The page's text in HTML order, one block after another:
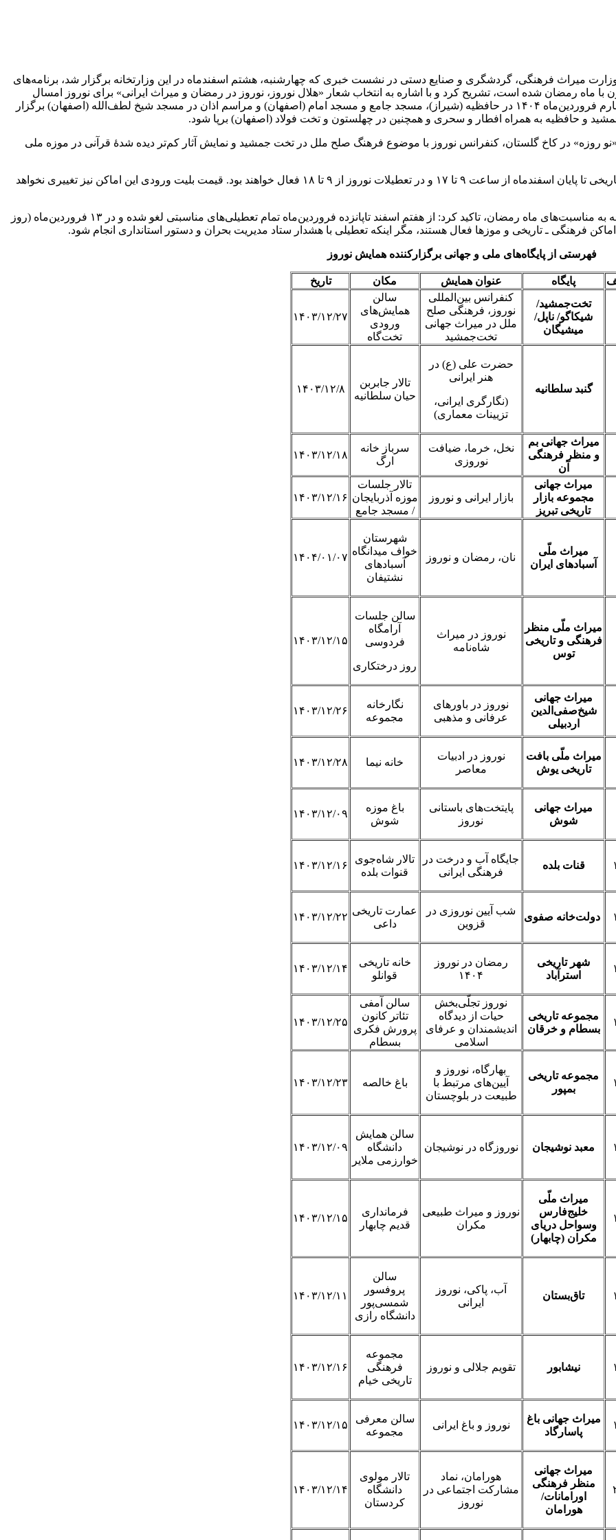
میراث فرهنگی، گردشگری و صنایع دستی در نشست خبری که چهارشنبه، هشتم اسفندماه در این وزارتخانه برگزار شد، برنامه‌های
با ماه رمضان شده است، تشریح کرد و با اشاره به انتخاب شعار «هلال نوروز، نوروز در رمضان و میراث ایرانی» برای نوروز امسال
گفت: مراسم شب قدر به تاریخ ۲۱ و ۲۳ ماه رمضان برابر با اول و چهارم فروردین‌ماه ۱۴۰۴ در حافظیه (شیراز)، مسجد جامع و مسجد امام (اصفهان) و مراسم اذان در مسجد شیخ لطف‌الله (اصفهان) برگزار
و حافظیه به همراه افطار و سحری و همچنین در چهلستون و تخت فولاد (اصفهان) برپا شود.
«نو روزه» در کاخ گلستان، کنفرانس نوروز با موضوع فرهنگ صلح ملل در تخت جمشید و نمایش آثار کم‌تر دیده شدۀ قرآنی در موزه ملی
مدیرکل دفتر پایگاه‌های ملی و جهانی همچنین گفت: موزه‌ها و اماکن تاریخی تا پایان اسفندماه از ساعت ۹ تا ۱۷ و در تعطیلات نوروز از ۹ تا ۱۸ فعال خواهند بود. قیمت بلیت ورودی این اماکن نیز تغییری نخواهد
پورعلی در پاسخ به سوالی درباره احتمال تعطیلی اماکن تاریخی با توجه به مناسبت‌های ماه رمضان، تاکید کرد: از هفتم اسفند تاپانزده فروردین‌ماه تمام تعطیلی‌های مناسبتی لغو شده و در ۱۳ فروردین‌ماه (روز
فرهنگی ـ تاریخی و موزها فعال هستند، مگر اینکه تعطیلی با هشدار ستاد مدیریت بحران و دستور استانداری انجام شود.
فهرستی از پایگاه‌های ملی و جهانی برگزارکننده همایش نوروز
پایگاه عنوان همایش مکان تاریخ
تخت‌جمشید/
شیکاگو/ ناپل/
میشیگان
کنفرانس بین‌المللی
نوروز، فرهنگی صلح
ملل در میراث جهانی
تخت‌جمشید
سالن
همایش‌های
ورودی
تخت‌گاه
۱۴۰۳/۱۲/۲۷
گنبد سلطانیه
حضرت علی (ع) در
هنر ایرانی
(نگارگری ایرانی،
تزیینات معماری)
تالار جابربن
‌حیان سلطانیه
۱۴۰۳/۱۲/۸
میراث جهانی بم
و منظر فرهنگی
آن
نخل، خرما، ضیافت
نوروزی
سرباز خانه
ارگ
۱۴۰۳/۱۲/۱۸
میراث جهانی
مجموعه بازار
تاریخی تبریز
بازار ایرانی و نوروز
تالار جلسات
موزه آذربایجان
/ مسجد جامع
۱۴۰۳/۱۲/۱۶
میراث ملّی
آسبادهای ایران
نان، رمضان و نوروز
شهرستان
خواف میدانگاه
آسبادهای
نشتیفان
۱۴۰۴/۰۱/۰۷
میراث ملّی منظر
فرهنگی و تاریخی
توس
نوروز در میراث
شاه‌نامه
سالن جلسات
آرامگاه
فردوسی
روز درختکاری
۱۴۰۳/۱۲/۱۵
میراث جهانی
شیخ‌صفی‌الدین
اردبیلی
نوروز در باورهای
عرفانی و مذهبی
نگارخانه
مجموعه
۱۴۰۳/۱۲/۲۶
میراث ملّی بافت
تاریخی یوش
نوروز در ادبیات
معاصر
خانه نیما ۱۴۰۳/۱۲/۲۸
میراث جهانی
شوش
پایتخت‌های باستانی
نوروز
باغ موزه
شوش
۱۴۰۳/۱۲/۰۹
قنات بلده
جایگاه آب و درخت در
فرهنگی ایرانی
تالار شاه‌جوی
قنوات بلده
۱۴۰۳/۱۲/۱۶
دولت‌خانه صفوی
شب آیین نوروزی در
قزوین
عمارت تاریخی
داعی
۱۴۰۳/۱۲/۲۲
شهر تاریخی
استرآباد
رمضان در نوروز
۱۴۰۴
خانه تاریخی
قوانلو
۱۴۰۳/۱۲/۱۴
مجموعه تاریخی
بسطام و خرقان
نوروز تجلّی‌بخش
حیات از دیدگاه
اندیشمندان و عرفای
اسلامی
سالن آمفی
تئاتر کانون
پرورش فکری
بسطام
۱۴۰۳/۱۲/۲۵
مجموعه تاریخی
بمپور
بهارگاه، نوروز و
آیین‌های مرتبط با
طبیعت در بلوچستان
باغ خالصه ۱۴۰۳/۱۲/۲۳
معبد نوشیجان نوروزگاه در نوشیجان
سالن همایش
دانشگاه
خوارزمی ملایر
۱۴۰۳/۱۲/۰۹
میراث ملّی
خلیج‌فارس
وسواحل دریای
مکران (چابهار)
نوروز و میراث طبیعی
مکران
فرمانداری
قدیم چابهار
۱۴۰۳/۱۲/۱۵
تاق‌بستان
آب، پاکی، نوروز
ایرانی
سالن
پروفسور
شمسی‌پور
دانشگاه رازی
۱۴۰۳/۱۲/۱۱
نیشابور تقویم جلالی و نوروز
مجموعه
فرهنگی
تاریخی خیام
۱۴۰۳/۱۲/۱۶
میراث جهانی باغ
پاسارگاد
نوروز و باغ ایرانی
سالن معرفی
مجموعه
۱۴۰۳/۱۲/۱۵
میراث جهانی
منظر فرهنگی
اورامانات/
هورامان
هورامان، نماد
مشارکت اجتماعی در
نوروز
تالار مولوی
دانشگاه
کردستان
۱۴۰۳/۱۲/۱۴